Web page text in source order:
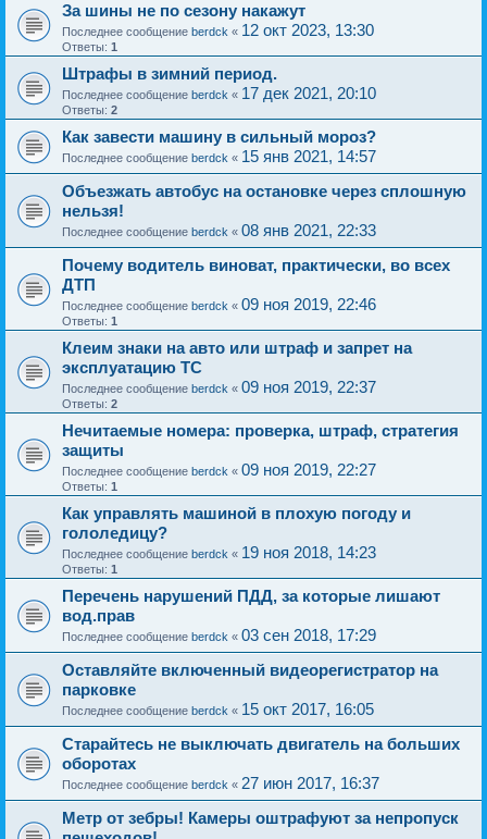
За шины не по сезону накажут
Последнее сообщение berdck « 12 окт 2023, 13:30
Ответы: 1
Штрафы в зимний период.
Последнее сообщение berdck « 17 дек 2021, 20:10
Ответы: 2
Как завести машину в сильный мороз?
Последнее сообщение berdck « 15 янв 2021, 14:57
Объезжать автобус на остановке через сплошную
нельзя!
Последнее сообщение berdck « 08 янв 2021, 22:33
Почему водитель виноват, практически, во всех
ДТП
Последнее сообщение berdck « 09 ноя 2019, 22:46
Ответы: 1
Клеим знаки на авто или штраф и запрет на
эксплуатацию ТС
Последнее сообщение berdck « 09 ноя 2019, 22:37
Ответы: 2
Нечитаемые номера: проверка, штраф, стратегия
защиты
Последнее сообщение berdck « 09 ноя 2019, 22:27
Ответы: 1
Как управлять машиной в плохую погоду и
гололедицу?
Последнее сообщение berdck « 19 ноя 2018, 14:23
Ответы: 1
Перечень нарушений ПДД, за которые лишают
вод.прав
Последнее сообщение berdck « 03 сен 2018, 17:29
Оставляйте включенный видеорегистратор на
парковке
Последнее сообщение berdck « 15 окт 2017, 16:05
Старайтесь не выключать двигатель на больших
оборотах
Последнее сообщение berdck « 27 июн 2017, 16:37
Метр от зебры! Камеры оштрафуют за непропуск